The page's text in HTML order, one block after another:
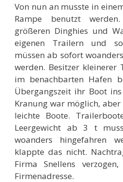
Von nun an musste in
Rampe benutzt
größeren Dinghies und
eigenen Trailern und
müssen ab sofort
werden. Besitzer kleinerer
im benachbarten Hafen
Übergangszeit ihr Boot
Kranung war möglich,
leichte Boote.
Leergewicht ab 3 t
woanders hingefahren
klappte das nicht.
Firma Snellens
Firmenadresse.